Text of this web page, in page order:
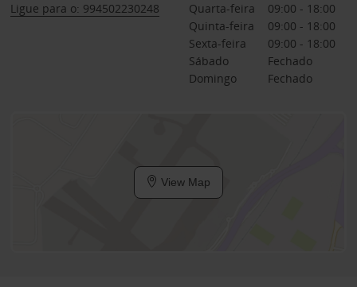
Ligue para o: 994502230248
Quarta-feira
09:00 - 18:00
Quinta-feira
09:00 - 18:00
Sexta-feira
09:00 - 18:00
Sábado
Fechado
Domingo
Fechado
View Map